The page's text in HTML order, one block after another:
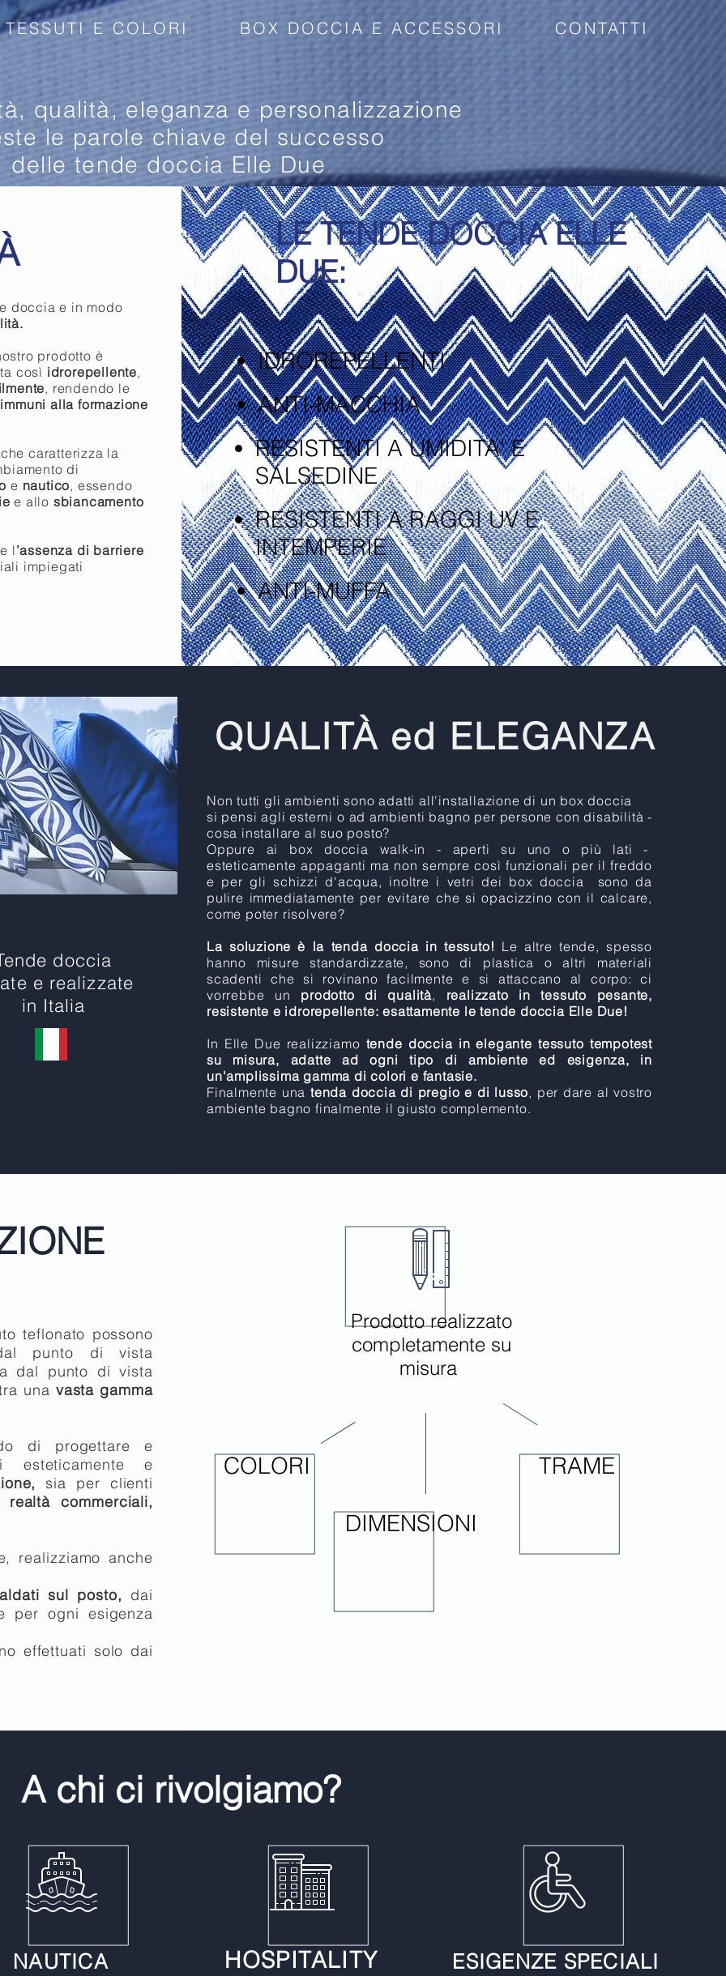
TESSUTI E COLORI BOX DOCCIA E ACCESSORI CONTATTI
qualità, eleganza e personalizzazione
le parole chiave del successo
delle tende doccia Elle Due
doccia e in modo
prodotto è
così idrorepellente,
, rendendo le
immuni alla formazione
che caratterizza la
di
e nautico, essendo
e allo sbiancamento
l’assenza di barriere
impiegati
IDROREPELLENTI
ANTI-MACCHIA
RESISTENTI A UMIDITA' E
SALSEDINE
RESISTENTI A RAGGI UV E
INTEMPERIE
ANTI-MUFFA
LE TENDE DOCCIA ELLE
DUE:
doccia
e realizzate
in Italia
QUALITÀ ed ELEGANZA
Non tutti gli ambienti sono adatti all'installazione di un box doccia
si pensi agli esterni o ad ambienti bagno per persone con disabilità -
cosa installare al suo posto?
Oppure ai box doccia walk-in - aperti su uno o più lati -
esteticamente appaganti ma non sempre così funzionali per il freddo
e per gli schizzi d'acqua, inoltre i vetri dei box doccia sono da
pulire immediatamente per evitare che si opacizzino con il calcare,
come poter risolvere?
La soluzione è la tenda doccia in tessuto! Le altre tende, spesso
hanno misure standardizzate, sono di plastica o altri materiali
scadenti che si rovinano facilmente e si attaccano al corpo: ci
vorrebbe un prodotto di qualità, realizzato in tessuto pesante,
resistente e idrorepellente: esattamente le tende doccia Elle Due!
In Elle Due realizziamo tende doccia in elegante tessuto tempotest
su misura, adatte ad ogni tipo di ambiente ed esigenza, in
un'amplissima gamma di colori e fantasie.
Finalmente una tenda doccia di pregio e di lusso, per dare al vostro
ambiente bagno finalmente il giusto complemento.
teflonato possono
punto di vista
dal punto di vista
una vasta gamma
di progettare e
e
sia per clienti
realtà commerciali,
realizziamo anche
sul posto, dai
per ogni esigenza
effettuati solo dai
Prodotto realizzato
completamente su
misura
COLORI TRAME
DIMENSIONI
A chi ci rivolgiamo?
NAUTICA HOSPITALITY ESIGENZE SPECIALI